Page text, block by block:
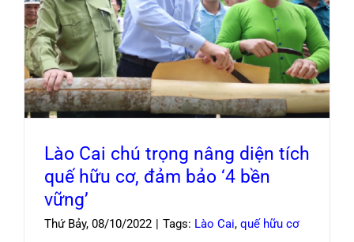
Blog
Lào Cai chú trọng nâng diện tích quế hữu cơ,
đảm bảo ‘4 bền vững’
Lào Cai chú trọng nâng diện tích
quế hữu cơ, đảm bảo ‘4 bền
vững’
Thứ Bảy, 08/10/2022 | Tags: Lào Cai, quế hữu cơ